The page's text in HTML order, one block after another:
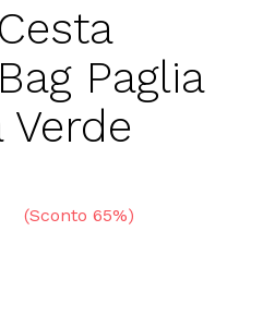
Paglia
Sconto 65%